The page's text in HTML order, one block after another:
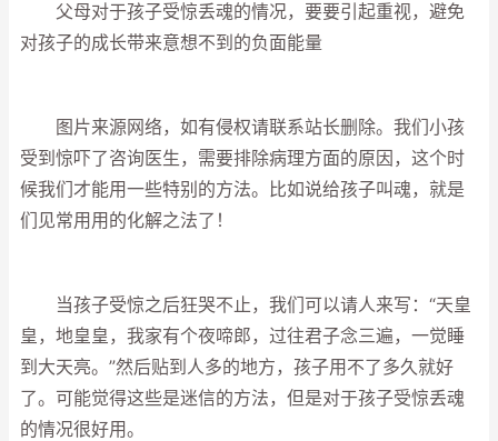
父母对于孩子受惊丢魂的情况，要要引起重视，避免
对孩子的成长带来意想不到的负面能量
图片来源网络，如有侵权请联系站长删除。我们小孩
受到惊吓了咨询医生，需要排除病理方面的原因，这个时
候我们才能用一些特别的方法。比如说给孩子叫魂，就是
们见常用用的化解之法了！
当孩子受惊之后狂哭不止，我们可以请人来写：“天皇
皇，地皇皇，我家有个夜啼郎，过往君子念三遍，一觉睡
到大天亮。”然后贴到人多的地方，孩子用不了多久就好
了。可能觉得这些是迷信的方法，但是对于孩子受惊丢魂
的情况很好用。